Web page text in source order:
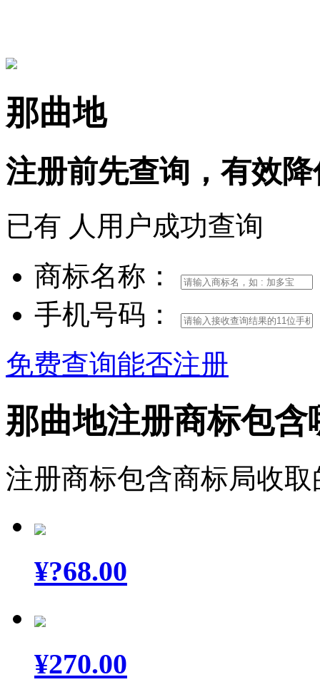
那曲地
注册前先查询， 有效
已有 人用户成功查询
商标名称：
手机号码：
免费查询能否注册
那曲地注册商标包含
注册商标包含商标局收
¥?68.00
¥270.00